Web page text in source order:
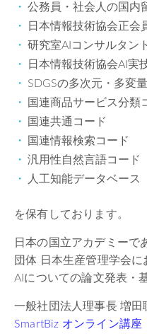
公務員・社会人の国内
日本情報技術協会正会
研究室AIコンサルタン
日本情報技術協会AI実
SDGSの多次元・多変
国連商品サービス分類
国連共通コード
国連情報検索コード
汎用性自然言語コード
人工知能データベース
を保有しております。
日本の国立アカデミーで
団体 日本生産管理学会
AIについての論文発表・
一般社団法人理事長 増田
SmartBiz オンライン講座